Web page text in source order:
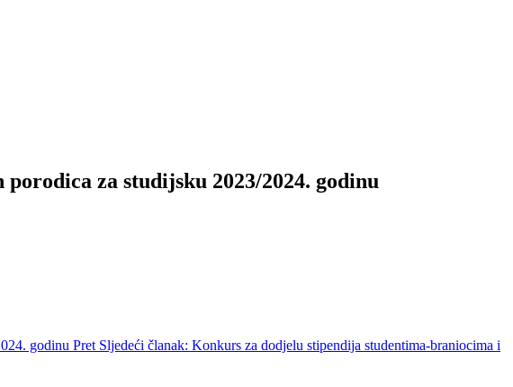
za studijsku 2023/2024. godinu
godinu Pret Sljedeći članak: Konkurs za dodjelu stipendija studentima-braniocima i